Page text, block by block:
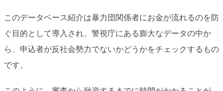
このデータベース紹介は暴力団関係者にお金が流れるのを防
ぐ目的として導入され、警視庁にある膨大なデータの中か
ら、申込者が反社会勢力でないかどうかをチェックするもの
です。